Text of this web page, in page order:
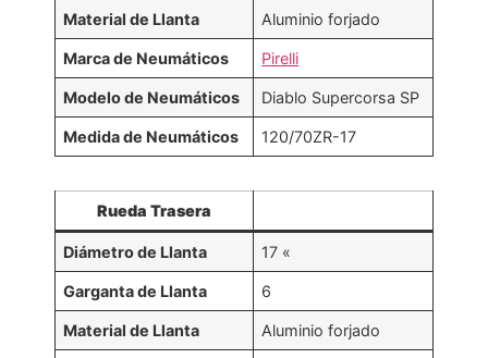
Material de Llanta Aluminio forjado
Marca de Neumáticos Pirelli
Modelo de Neumáticos Diablo Supercorsa SP
Medida de Neumáticos 120/70ZR-17
Rueda Trasera
Diámetro de Llanta 17 «
Garganta de Llanta 6
Material de Llanta Aluminio forjado